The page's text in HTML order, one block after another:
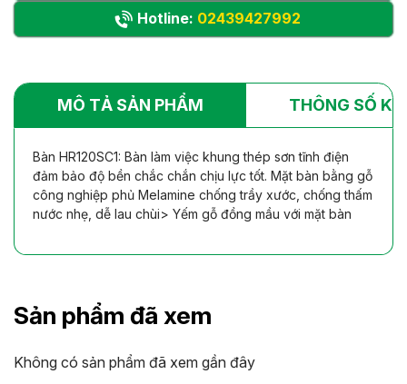
Hotline: 02439427992
MÔ TẢ SẢN PHẨM THÔNG SỐ
Bàn HR120SC1: Bàn làm việc khung thép sơn tĩnh điện
đảm bảo độ bền chắc chắn chịu lực tốt. Mặt bàn bằng gỗ
công nghiệp phủ Melamine chống trầy xước, chống thấm
nước nhẹ, dễ lau chùi> Yếm gỗ đồng mầu với mặt bàn
Sản phẩm đã xem
Không có sản phẩm đã xem gần đây